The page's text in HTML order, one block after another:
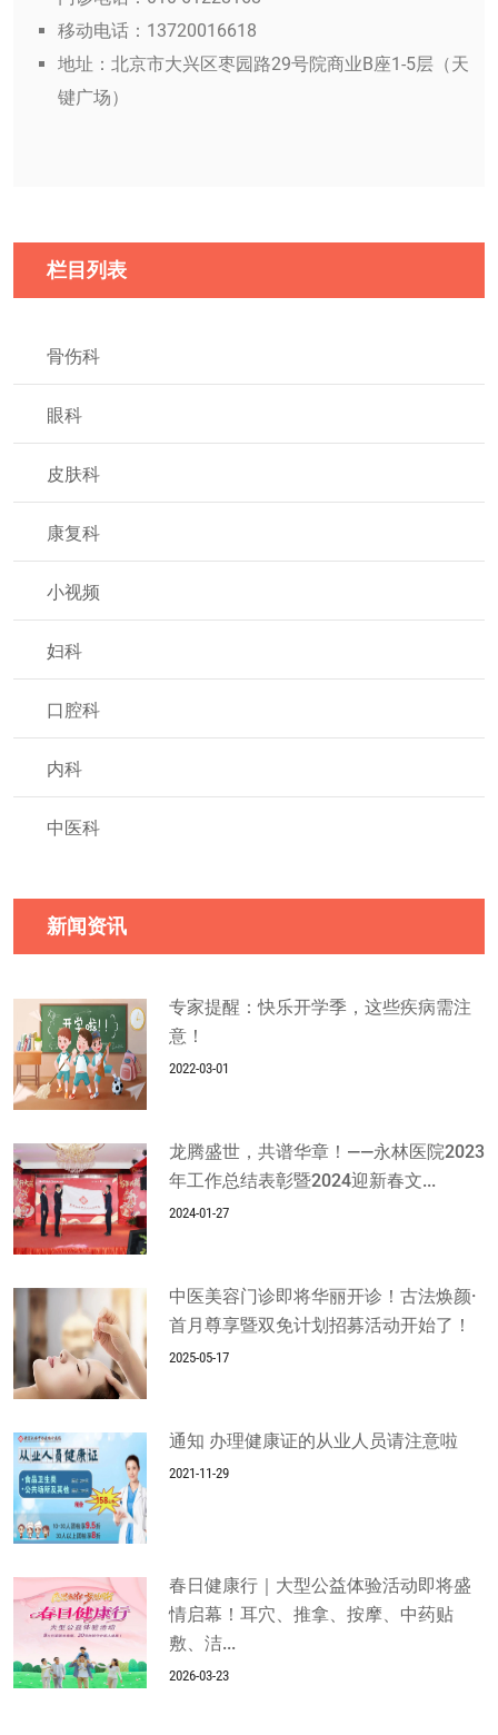
移动电话：13720016618
地址：北京市大兴区枣园路29号院商业B座1-5层（天
键广场）
栏目列表
骨伤科
眼科
皮肤科
康复科
小视频
妇科
口腔科
内科
中医科
新闻资讯
专家提醒：快乐开学季，这些疾病需注
意！
2022-03-01
龙腾盛世，共谱华章！——永林医院2023
年工作总结表彰暨2024迎新春文...
2024-01-27
中医美容门诊即将华丽开诊！古法焕颜·
首月尊享暨双免计划招募活动开始了！
2025-05-17
通知 办理健康证的从业人员请注意啦
2021-11-29
春日健康行｜大型公益体验活动即将盛
情启幕！耳穴、推拿、按摩、中药贴
敷、洁...
2026-03-23